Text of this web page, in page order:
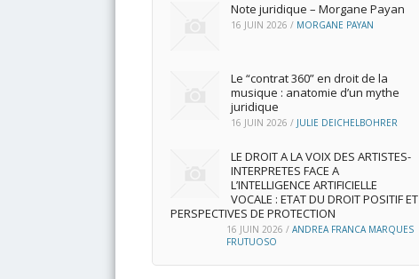
Note juridique – Morgane Payan
16 JUIN 2026 / MORGANE PAYAN
Le “contrat 360” en droit de la
musique : anatomie d’un mythe
juridique
16 JUIN 2026 / JULIE DEICHELBOHRER
LE DROIT A LA VOIX DES ARTISTES-
INTERPRETES FACE A
L’INTELLIGENCE ARTIFICIELLE
VOCALE : ETAT DU DROIT POSITIF ET
PERSPECTIVES DE PROTECTION
16 JUIN 2026 / ANDREA FRANCA MARQUES
FRUTUOSO